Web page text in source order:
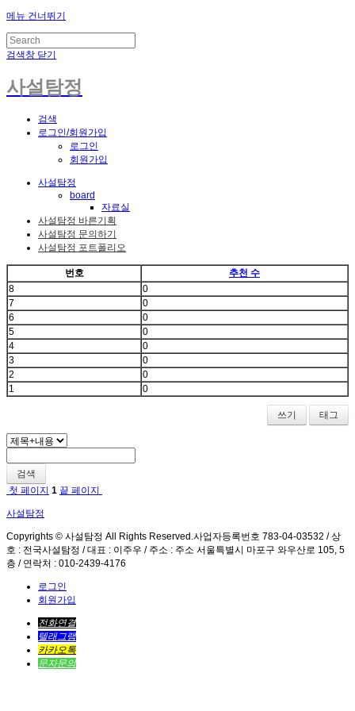
메뉴 건너뛰기
검색창 닫기
사설탐정
검색
로그인/회원가입
로그인
회원가입
사설탐정
board
자료실
사설탐정 바른기획
사설탐정 문의하기
사설탐정 포트폴리오
번호
추천 수
8
0
7
0
6
0
5
0
4
0
3
0
2
0
1
0
쓰기 태그
검색
첫 페이지 1 끝 페이지
사설탐정
Copyrights © 사설탐정 All Rights Reserved.사업자등록번호 783-04-03532 / 상
호 : 전국사설탐정 / 대표 : 이주우 / 주소 : 주소 서울특별시 마포구 와우산로 105, 5
층 / 연락처 : 010-2439-4176
로그인
회원가입
전화연결
텔래그램
카카오톡
문자문의